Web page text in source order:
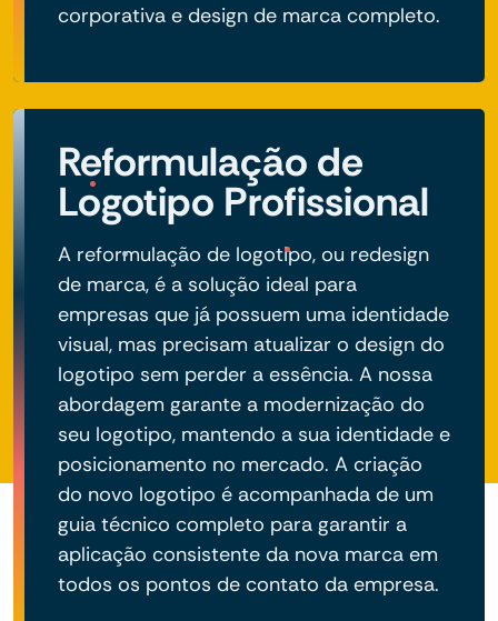
corporativa e design de marca completo.
Reformulação de
Logotipo Profissional
A reformulação de logotipo, ou redesign
de marca, é a solução ideal para
empresas que já possuem uma identidade
visual, mas precisam atualizar o design do
logotipo sem perder a essência. A nossa
abordagem garante a modernização do
seu logotipo, mantendo a sua identidade e
posicionamento no mercado. A criação
do novo logotipo é acompanhada de um
guia técnico completo para garantir a
aplicação consistente da nova marca em
todos os pontos de contato da empresa.